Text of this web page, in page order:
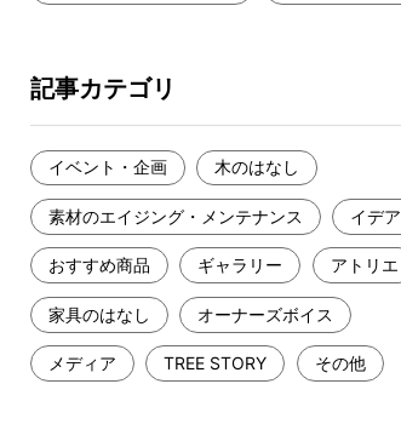
記事カテゴリ
イベント・企画 木のはなし
素材のエイジング・メンテナンス イデア
おすすめ商品 ギャラリー アトリエ
家具のはなし オーナーズボイス
メディア TREE STORY その他